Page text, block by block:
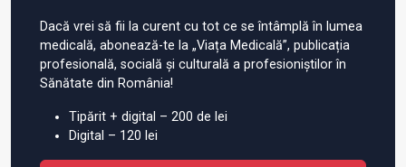
Dacă vrei să fii la curent cu tot ce se întâmplă în lumea
medicală, abonează-te la „Viața Medicală”, publicația
profesională, socială și culturală a profesioniștilor în
Sănătate din România!
Tipărit + digital – 200 de lei
Digital – 120 lei